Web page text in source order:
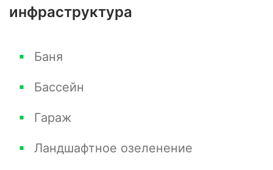
инфраструктура
Баня
Бассейн
Гараж
Ландшафтное озеленение